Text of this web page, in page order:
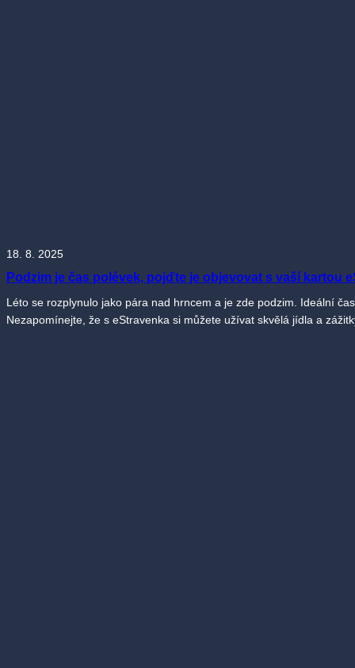
18. 8. 2025
Podzim je čas polévek, pojďte je objevovat s vaší kartou
Léto se rozplynulo jako pára nad hrncem a je zde podzim. Ideální
Nezapomínejte, že s eStravenka si můžete užívat skvělá jídla a